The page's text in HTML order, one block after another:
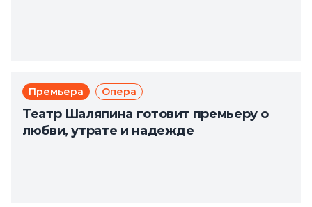
Премьера Опера
Театр Шаляпина готовит премьеру о
любви, утрате и надежде